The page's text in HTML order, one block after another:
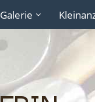
Galerie